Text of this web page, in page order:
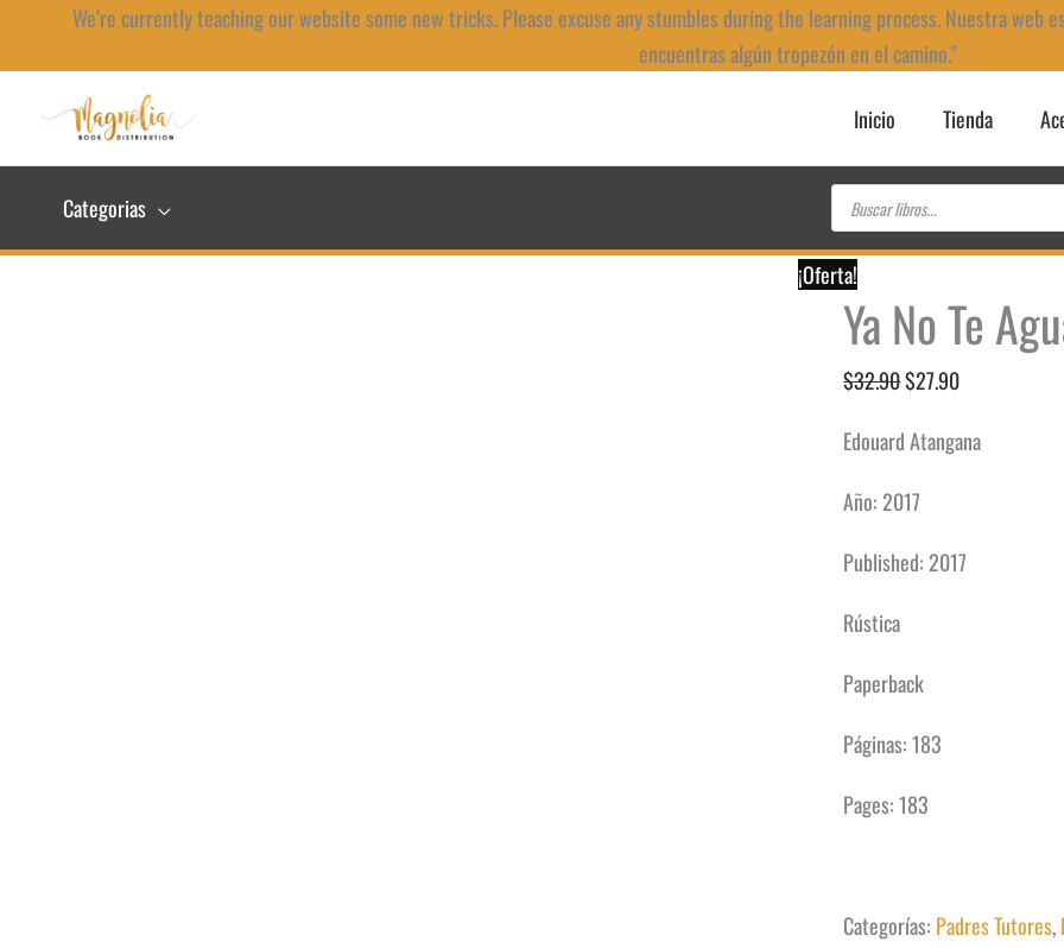
We’re currently teaching our website some new tricks. Please excuse any stumbles during the learning process. Nuestra web
encuentras algún tropezón en el camino."
Inicio Tienda
Categorias Búsqueda
productos
¡Oferta!
Ya No Te
$32.90El
original
era:
$27.90El
actual
Edouard Atangana
Año: 2017
Published: 2017
Rústica
Paperback
Páginas: 183
Pages: 183
Categorías: Padres Tutores,